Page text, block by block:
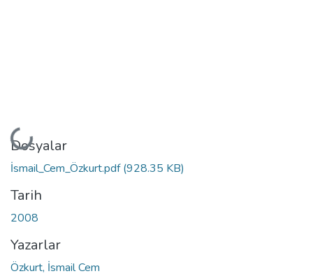
Yükleniyor...
Dosyalar
İsmail_Cem_Özkurt.pdf(928.35 KB)
Tarih
2008
Yazarlar
Özkurt, İsmail Cem